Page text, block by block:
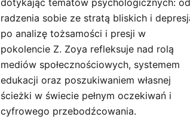
radzenia sobie ze stratą bliskich i
po analizę tożsamości i presji w
pokolencie Z. Zoya refleksuje nad rolą
mediów społecznościowych, systemem
edukacji oraz poszukiwaniem własnej
ścieżki w świecie pełnym oczekiwań i
cyfrowego przebodźcowania.